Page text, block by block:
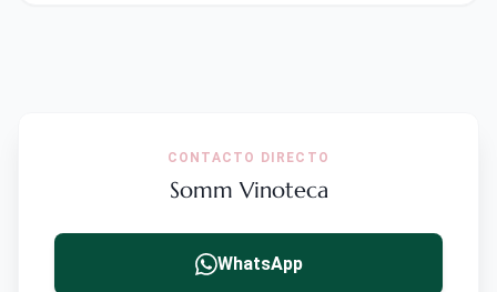
CONTACTO DIRECTO
Somm Vinoteca
WhatsApp